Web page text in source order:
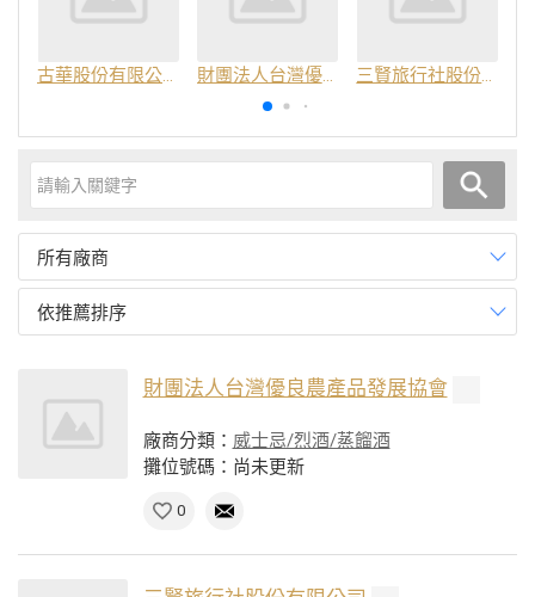
古華股份有限公司 財團法人台灣優良農產品發展協會 三賢旅行社股份有限公司
所有廠商
依推薦排序
財團法人台灣優良農產品發展協會
廠商分類： 威士忌/烈酒/蒸餾酒
攤位號碼：尚未更新
0